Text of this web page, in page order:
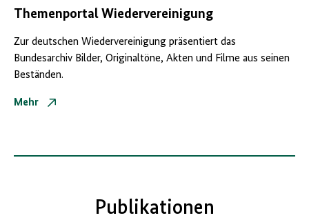
Themenportal Wiedervereinigung
Zur deutschen Wiedervereinigung präsentiert das
Bundesarchiv Bilder, Originaltöne, Akten und Filme aus seinen
Beständen.
Mehr
Publikationen